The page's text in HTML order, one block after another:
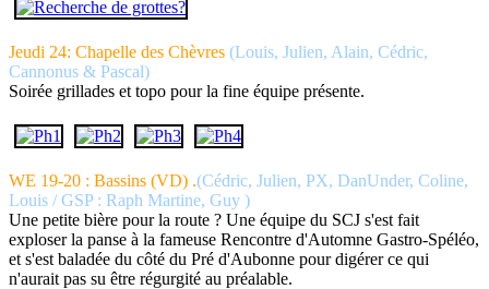
Jeudi 24: Chapelle des Chèvres (Louis, Julien, Alain, Cédric,
Cannonus & Pascal)
Soirée grillades et topo pour la fine équipe présente.
WE 19-20 : Bassins (VD) .(Cédric, Julien, PX, DanUnder, Coline,
Louis / GSP : Raph Martine, Guy )
Une petite bière pour la route ? Une équipe du SCJ s'est fait
exploser la panse à la fameuse Rencontre d'Automne Gastro-Spéléo,
et s'est baladée du côté du Pré d'Aubonne pour digérer ce qui
n'aurait pas su être régurgité au préalable.